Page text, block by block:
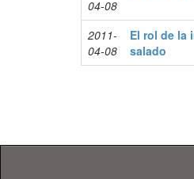
04-08
2011-
04-08
El rol de la
salado